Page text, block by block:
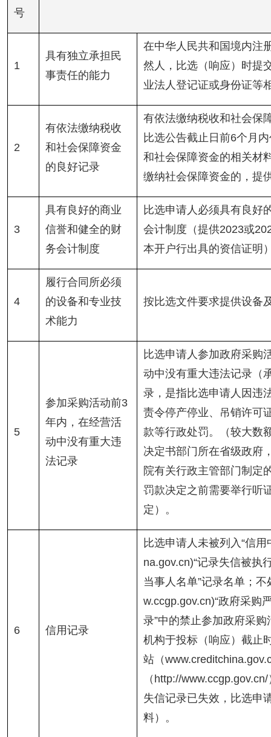
号
1
具有独立承担民
事责任的能力
在中华人民共和国境内注
然人，比选（响应）时提
业法人登记证或身份证等
2
有依法缴纳税收
和社会保障资金
的良好记录
有依法缴纳税收和社会保
比选公告截止日前6个月
和社会保障资金的相关材
缴纳社会保障资金的，提
3
具有良好的商业
信誉和健全的财
务会计制度
比选申请人必须具有良好
会计制度（提供2023或
本开户行出具的资信证明
4
履行合同所必须
的设备和专业技
术能力
按比选文件要求提供设备
5
参加采购活动前3
年内，在经营活
动中没有重大违
法记录
比选申请人参加政府采购
动中没有重大违法记录（
录，是指比选申请人因违
责令停产停业、吊销许可
款等行政处罚。（较大数
决定书部门所在省级政府
院有关行政主管部门制定
罚款决定之前需要举行听
定）。
6 信用记录
比选申请人未被列入“信
na.gov.cn)“记录失信被执
当事人名单”记录名单；
w.ccgp.gov.cn)“政府采购
录”中的禁止参加政府采
机构于投标（响应）截止
站（
（http://
失信记录已失效，比选申
料）。